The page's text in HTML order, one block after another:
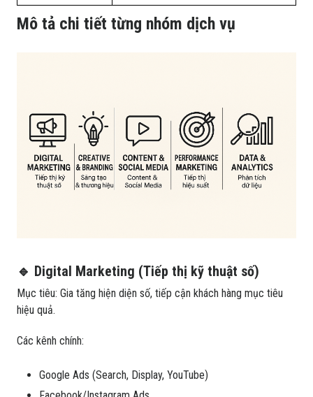
Mô tả chi tiết từng nhóm dịch vụ
🔹 Digital Marketing (Tiếp thị kỹ thuật số)
Mục tiêu: Gia tăng hiện diện số, tiếp cận khách hàng mục tiêu
hiệu quả.
Các kênh chính:
Google Ads (Search, Display, YouTube)